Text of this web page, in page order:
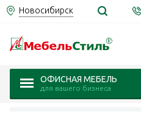
Новосибирск
ОФИСНАЯ МЕБЕЛЬ
для вашего бизнеса